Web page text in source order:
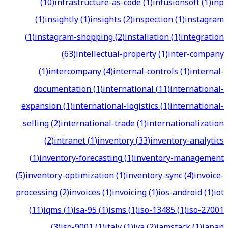
(1)insightly(1)insights(2)inspection(1)instagram
(1)instagram-shopping(2)installation(1)integration
(63)intellectual-property(1)inter-company
(1)intercompany(4)internal-controls(1)internal-
documentation(1)international(11)international-
expansion(1)international-logistics(1)international-
selling(2)international-trade(1)internationalization
(2)intranet(1)inventory(33)inventory-analytics
(1)inventory-forecasting(1)inventory-management
(5)inventory-optimization(1)inventory-sync(4)invoice-
processing(2)invoices(1)invoicing(1)ios-android(1)iot
(11)iqms(1)isa-95(1)isms(1)iso-13485(1)iso-27001